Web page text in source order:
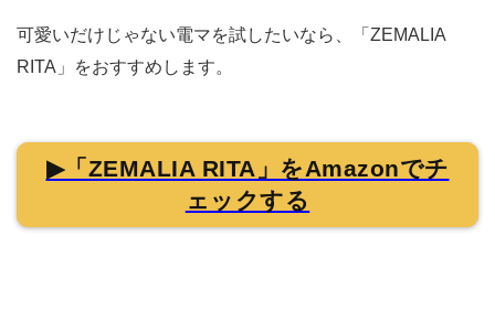
可愛いだけじゃない電マを試したいなら、「ZEMALIA
RITA」をおすすめします。
▶「ZEMALIA RITA」をAmazonでチ
ェックする